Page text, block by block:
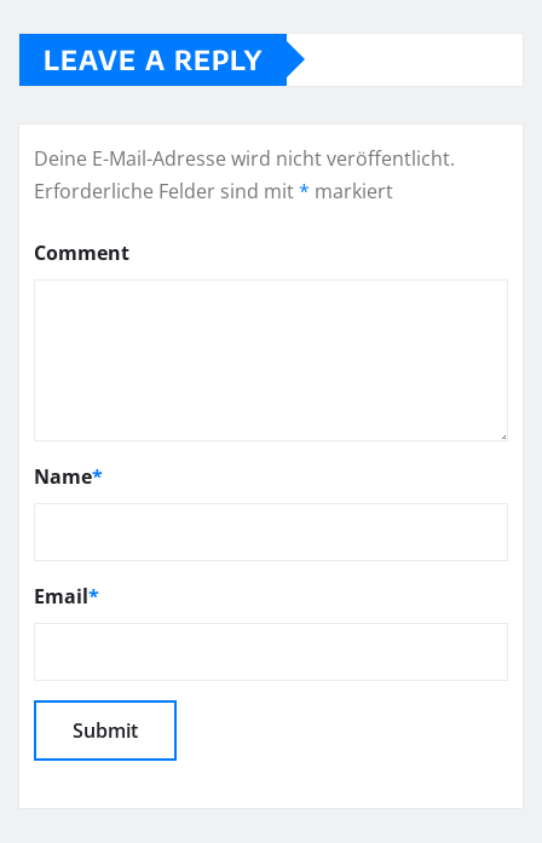
LEAVE A REPLY
Deine E-Mail-Adresse wird nicht veröffentlicht.
Erforderliche Felder sind mit* markiert
Comment
Name*
Email*